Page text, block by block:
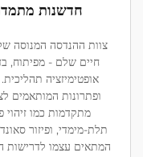
חדשנות
חיים שלם - מפיתוח,
אופטימיזציה
ופתרונות המותאמים
מתקדמות כמו
תלת-מימדי, ופיזור
המתאים עצמו לדרישות